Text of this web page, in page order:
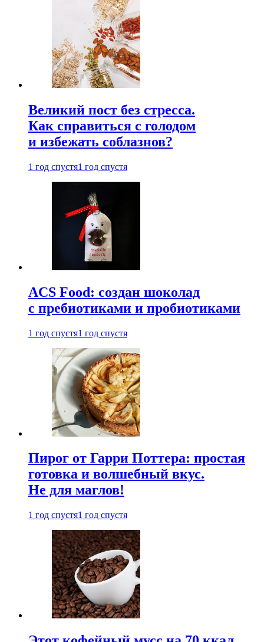
Великий пост без стресса.
Как справиться с голодом
и избежать соблазнов?
1 год спустя1 год спустя
ACS Food: создан шоколад
с пребиотиками и пробиотиками
1 год спустя1 год спустя
Пирог от Гарри Поттера: простая
готовка и волшебный вкус.
Не для маглов!
1 год спустя1 год спустя